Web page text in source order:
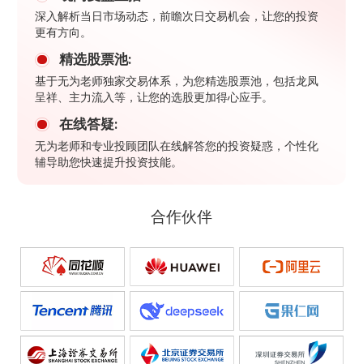
深入解析当日市场动态，前瞻次日交易机会，让您的投资
更有方向。
精选股票池:
基于无为老师独家交易体系，为您精选股票池，包括龙凤
呈祥、主力流入等，让您的选股更加得心应手。
在线答疑:
无为老师和专业投顾团队在线解答您的投资疑惑，个性化
辅导助您快速提升投资技能。
合作伙伴